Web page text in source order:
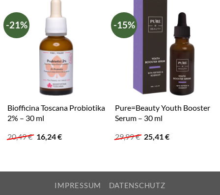
-21%
Biofficina Toscana Probiotika
2% – 30 ml
20,49€ Ursprünglicher
Preis
16,24€Aktueller
-15%
Pure=Beauty Youth Booster
Serum – 30 ml
29,99€ Ursprünglicher
Preis
25,41€Aktueller
IMPRESSUM DATENSCHUTZ